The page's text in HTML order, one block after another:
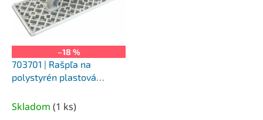
–18 %
703701 | Rašpľa na
polystyrén plastová
Skladom (1 ks)